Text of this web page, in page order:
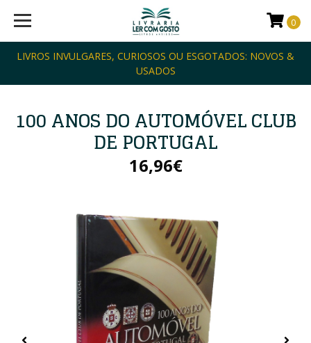
LIVROS INVULGARES, CURIOSOS OU ESGOTADOS: NOVOS &
USADOS
0
100 ANOS DO AUTOMÓVEL CLUB
DE PORTUGAL
16,96€